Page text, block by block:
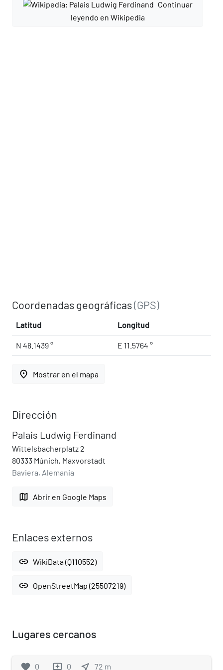
Continuar
leyendo en Wikipedia
Coordenadas geográficas(GPS)
Latitud Longitud
N 48.1439 ° E 11.5764 °
place Mostrar en el mapa
Dirección
Palais Ludwig Ferdinand
Wittelsbacherplatz 2
80333 Múnich, Maxvorstadt
Baviera, Alemania
map Abrir en Google Maps
Enlaces externos
link WikiData (Q110552)
link OpenStreetMap (25507219)
Lugares cercanos
favorite 0 reviews 0 near_me 72 m